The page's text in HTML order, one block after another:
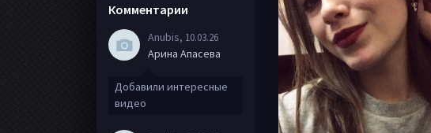
Комментарии
Anubis, 10.03.26
Арина Апасева
Добавили интересные
видео